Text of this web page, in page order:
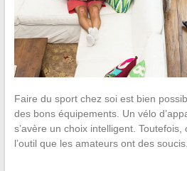
Faire du sport chez soi est bien
des bons équipements. Un vélo
s’avère un choix intelligent. Toutefois,
l’outil que les amateurs ont des